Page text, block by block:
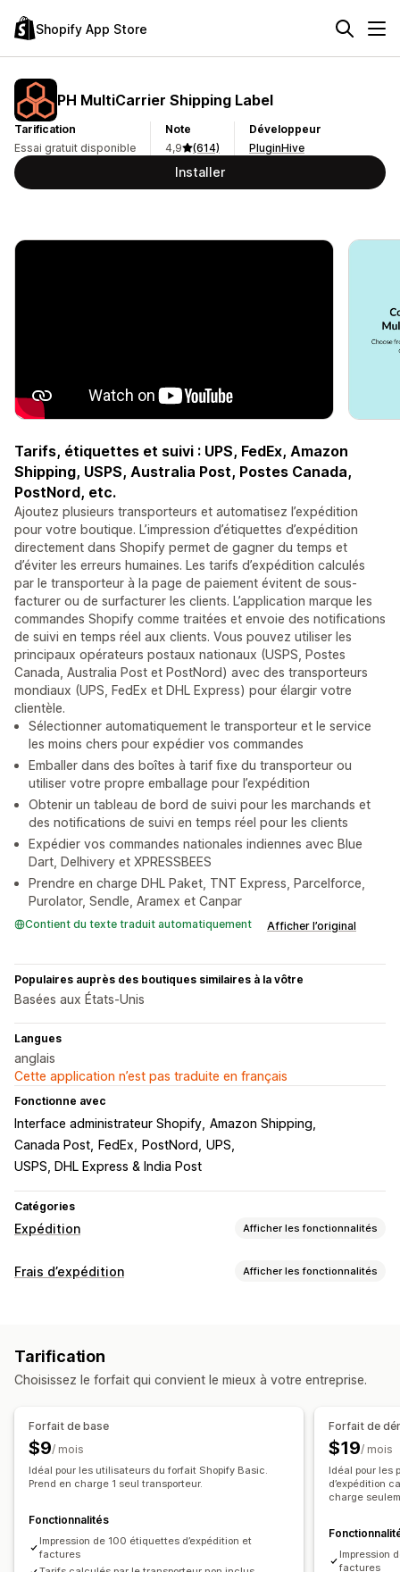
Shopify App Store
PH MultiCarrier Shipping Label
Tarification
Essai gratuit disponible
Note
4,9
(614)
Développeur
PluginHive
Installer
Tarifs, étiquettes et suivi : UPS, FedEx, Amazon
Shipping, USPS, Australia Post, Postes Canada,
PostNord, etc.
Ajoutez plusieurs transporteurs et automatisez l’expédition
pour votre boutique. L’impression d’étiquettes d’expédition
directement dans Shopify permet de gagner du temps et
d’éviter les erreurs humaines. Les tarifs d’expédition calculés
par le transporteur à la page de paiement évitent de sous-
facturer ou de surfacturer les clients. L’application marque les
commandes Shopify comme traitées et envoie des notifications
de suivi en temps réel aux clients. Vous pouvez utiliser les
principaux opérateurs postaux nationaux (USPS, Postes
Canada, Australia Post et PostNord) avec des transporteurs
mondiaux (UPS, FedEx et DHL Express) pour élargir votre
clientèle.
Sélectionner automatiquement le transporteur et le service
les moins chers pour expédier vos commandes
Emballer dans des boîtes à tarif fixe du transporteur ou
utiliser votre propre emballage pour l’expédition
Obtenir un tableau de bord de suivi pour les marchands et
des notifications de suivi en temps réel pour les clients
Expédier vos commandes nationales indiennes avec Blue
Dart, Delhivery et XPRESSBEES
Prendre en charge DHL Paket, TNT Express, Parcelforce,
Purolator, Sendle, Aramex et Canpar
Contient du texte traduit automatiquement Afficher l’original
Populaires auprès des boutiques similaires à la vôtre
Basées aux États-Unis
Langues
anglais
Cette application n’est pas traduite en français
Fonctionne avec
Interface administrateur Shopify Amazon Shipping
Canada Post
FedEx PostNord
UPS
USPS, DHL Express & India Post
Catégories
Expédition Afficher les fonctionnalités
Étiquettes et emballages
Emballage Assurance d’expédition
Date de livraison Synchronisation des commandes
Gestion des expéditions
Synchronisation des commandes Suivi en temps réel
Notifications par e-mail Mises à jour des commandes
Frais d’expédition Afficher les fonctionnalités
En fonction des dimensions
En fonction du produit
En fonction de la quantité
Multi-zone
Multi-origine
Personnalisation
Notifications personnalisées Date de livraison
Règles personnalisées
Tarification
Choisissez le forfait qui convient le mieux à votre entreprise.
Forfait de base
$9/ mois
Idéal pour les utilisateurs du forfait Shopify Basic.
Prend en charge 1 seul transporteur.
Fonctionnalités
Impression de 100 étiquettes d’expédition et
factures
Forfait de
$19/ mois
Idéal pour les
d’expédition
charge
Impression
factures